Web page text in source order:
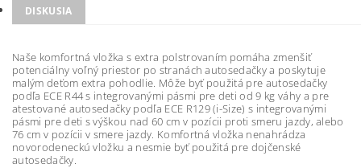
DISKUSIA
Naše komfortná vložka s extra polstrovaním pomáha zmenšiť
potenciálny voľný priestor po stranách autosedačky a poskytuje
malým deťom extra pohodlie. Môže byť použitá pre autosedačky
podľa ECE R44 s integrovanými pásmi pre deti od 9 kg váhy a pre
atestované autosedačky podľa ECE R129 (i-Size) s integrovanými
pásmi pre deti s výškou nad 60 cm v pozícii proti smeru jazdy, alebo
76 cm v pozícii v smere jazdy. Komfortná vložka nenahrádza
novorodeneckú vložku a nesmie byť použitá pre dojčenské
autosedačky.